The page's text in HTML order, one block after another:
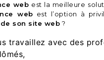
web est la meilleure
web est l’option à
son site web ?
travaillez avec des